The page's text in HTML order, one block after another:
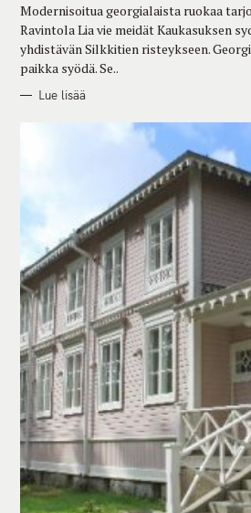
I
E
S
Modernisoitua georgialaista ruokaa
Ravintola Lia vie meidät Kaukasuksen
yhdistävän Silkkitien risteykseen.
paikka syödä. Se..
Lue lisää